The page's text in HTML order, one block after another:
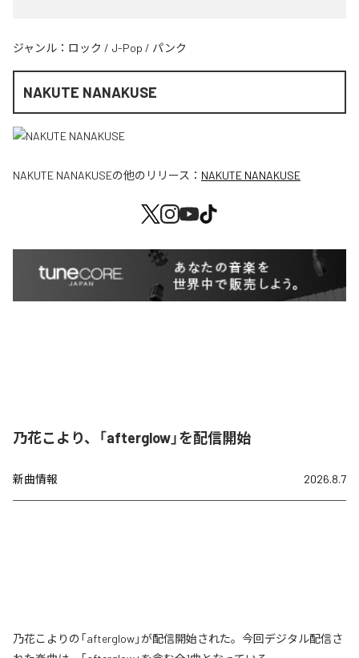
ジャンル： ロック / J-Pop / パンク
NAKUTE NANAKUSE
NAKUTE NANAKUSEの他のリリース： NAKUTE NANAKUSE
乃花こより、「afterglow」を配信開始
新曲情報 2026.8.7
乃花こよりの「afterglow」が配信開始された。今回デジタル配信さ